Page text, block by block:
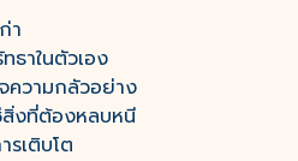
า
ธาในตัวเอง
จความกลัวอย่าง
สิ่งที่ต้องหลบหนี
เติบโต